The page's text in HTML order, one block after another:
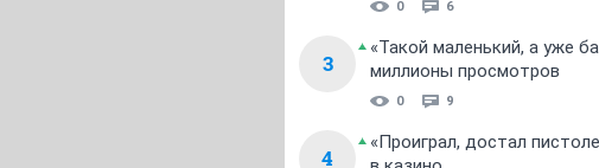
0 6
3
«Такой маленький, а уже
миллионы просмотров
0 9
4
«Проиграл, достал